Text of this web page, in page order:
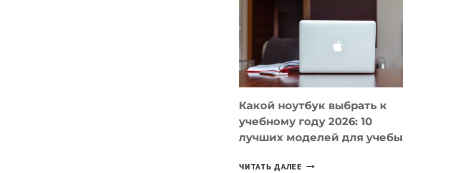
КОТОРЫЕ
СОЗДАВАТЬ
БЕЗ
КОДА
Какой ноутбук выбрать к
учебному году 2026: 10
лучших моделей для учебы
ЧИТАТЬ ДАЛЕЕ КАКОЙ